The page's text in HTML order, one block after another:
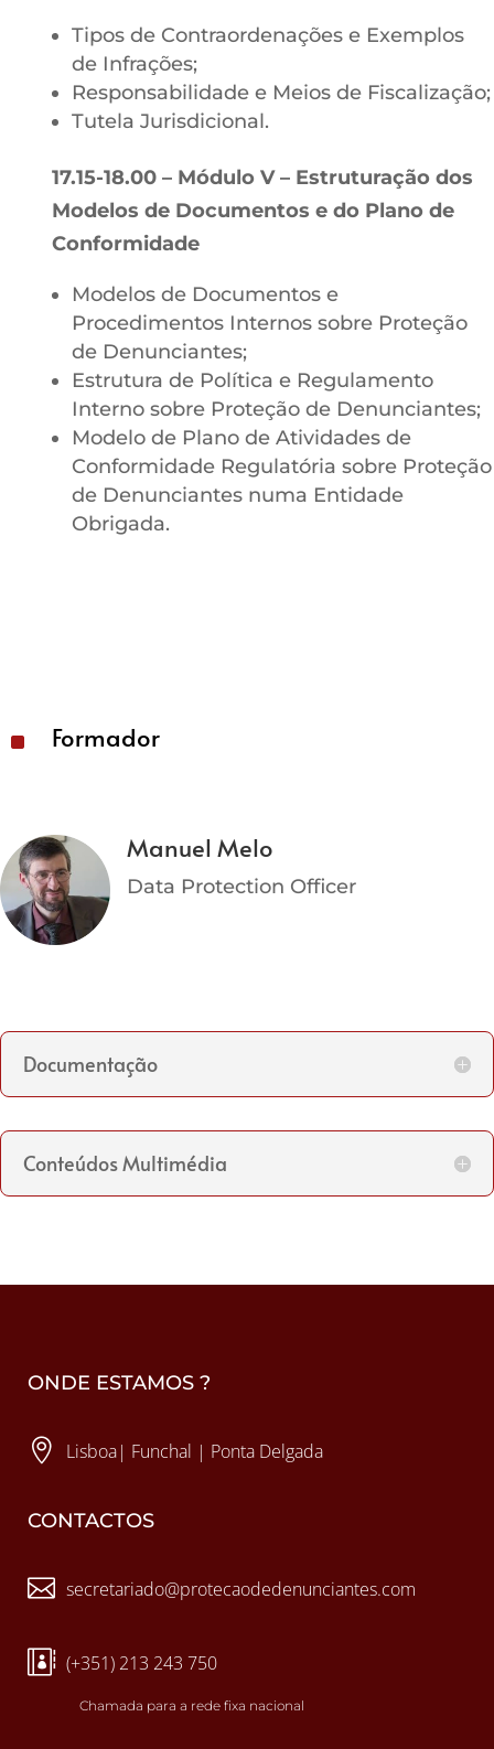
Tipos de Contraordenações e Exemplos
de Infrações;
Responsabilidade e Meios de Fiscalização;
Tutela Jurisdicional.
17.15-18.00 – Módulo V – Estruturação dos
Modelos de Documentos e do Plano de
Conformidade
Modelos de Documentos e
Procedimentos Internos sobre Proteção
de Denunciantes;
Estrutura de Política e Regulamento
Interno sobre Proteção de Denunciantes;
Modelo de Plano de Atividades de
Conformidade Regulatória sobre Proteção
de Denunciantes numa Entidade
Obrigada.
^ Formador
Manuel Melo
Data Protection Officer
Documentação
Conteúdos Multimédia
ONDE ESTAMOS ?
 Lisboa| Funchal | Ponta Delgada
CONTACTOS
 secretariado@protecaodedenunciantes.com
 (+351) 213 243 750
Chamada para a rede fixa nacional